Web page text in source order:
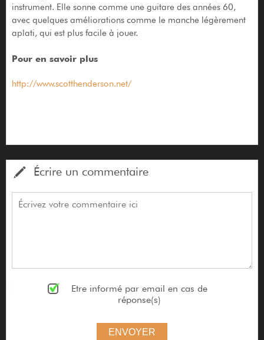
instrument. Elle sonne comme une guitare des années 60,
avec quelques améliorations comme le manche légèrement
aplati, qui est plus facile à jouer.
Pour en savoir plus
http://www.scotthenderson.net/
Écrire un commentaire
Etre informé par email en cas de
réponse(s)
ENVOYER